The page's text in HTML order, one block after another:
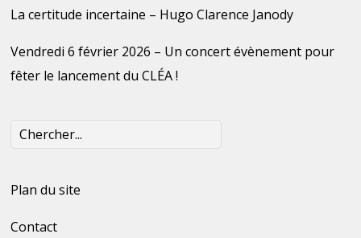
La certitude incertaine – Hugo Clarence Janody
Vendredi 6 février 2026 – Un concert évènement pour
fêter le lancement du CLÉA !
Plan du site
Contact